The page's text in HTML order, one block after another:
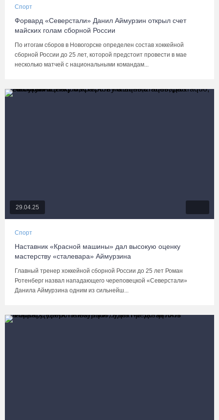
Спорт
Форвард «Северстали» Данил Аймурзин открыл счет
майских голам сборной России
По итогам сборов в Новогорске определен состав хоккейной
сборной России до 25 лет, которой предстоит провести в мае
несколько матчей с национальными командам...
29.04.25
Спорт
Наставник «Красной машины» дал высокую оценку
мастерству «сталевара» Аймурзина
Главный тренер хоккейной сборной России до 25 лет Роман
Ротенберг назвал нападающего череповецкой «Северстали»
Данила Аймурзина одним из сильнейш...